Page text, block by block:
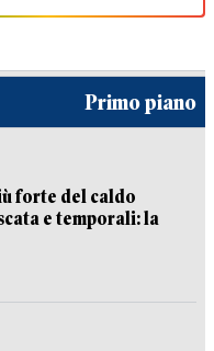
Primo piano
forte del caldo
e temporali: la